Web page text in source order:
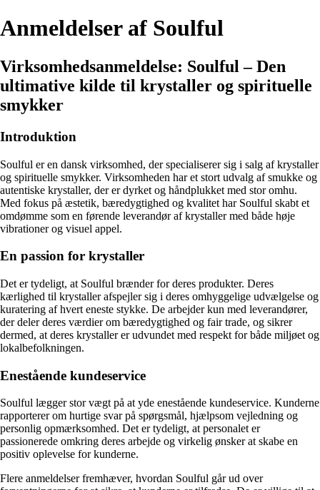
Anmeldelser af Soulful
Virksomhedsanmeldelse: Soulful – Den
ultimative kilde til krystaller og spirituelle
smykker
Introduktion
Soulful er en dansk virksomhed, der specialiserer sig i salg af krystaller
og spirituelle smykker. Virksomheden har et stort udvalg af smukke og
autentiske krystaller, der er dyrket og håndplukket med stor omhu.
Med fokus på æstetik, bæredygtighed og kvalitet har Soulful skabt et
omdømme som en førende leverandør af krystaller med både høje
vibrationer og visuel appel.
En passion for krystaller
Det er tydeligt, at Soulful brænder for deres produkter. Deres
kærlighed til krystaller afspejler sig i deres omhyggelige udvælgelse og
kuratering af hvert eneste stykke. De arbejder kun med leverandører,
der deler deres værdier om bæredygtighed og fair trade, og sikrer
dermed, at deres krystaller er udvundet med respekt for både miljøet og
lokalbefolkningen.
Enestående kundeservice
Soulful lægger stor vægt på at yde enestående kundeservice. Kunderne
rapporterer om hurtige svar på spørgsmål, hjælpsom vejledning og
personlig opmærksomhed. Det er tydeligt, at personalet er
passionerede omkring deres arbejde og virkelig ønsker at skabe en
positiv oplevelse for kunderne.
Flere anmeldelser fremhæver, hvordan Soulful går ud over